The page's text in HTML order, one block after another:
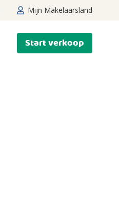
Mijn Makelaarsland
Start verkoop